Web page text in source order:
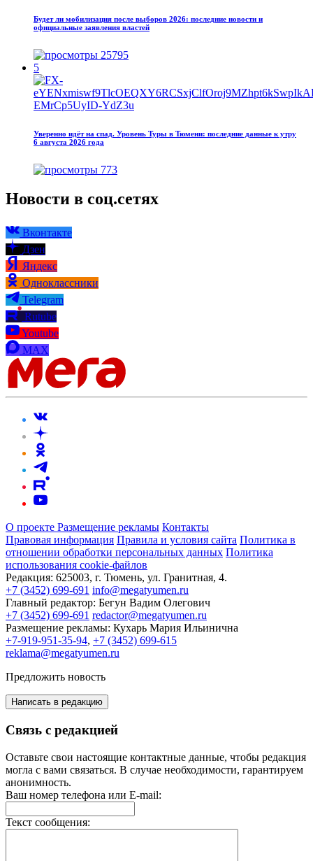
Будет ли мобилизация после выборов 2026: последние новости и
официальные заявления властей
25795
5
Уверенно идёт на спад. Уровень Туры в Тюмени: последние данные к утру
6 августа 2026 года
773
Новости в соц.сетях
Вконтакте
Дзен
Яндекс
Одноклассники
Telegram
Rutube
Youtube
MAX
О проекте Размещение рекламы Контакты
Правовая информация Правила и условия сайта Политика в
отношении обработки персональных данных Политика
использования cookie-файлов
Редакция: 625003, г. Тюмень, ул. Гранитная, 4.
+7 (3452) 699-691 info@megatyumen.ru
Главный редактор: Бегун Вадим Олегович
+7 (3452) 699-691 redactor@megatyumen.ru
Размещение рекламы: Кухарь Мария Ильинична
+7-919-951-35-94, +7 (3452) 699-615
reklama@megatyumen.ru
Предложить новость
Написать в редакцию
Связь с редакцией
Оставьте свои настоящие контактные данные, чтобы редакция
могла с вами связаться. В случае необходимости, гарантируем
анонимность.
Ваш номер телефона или E-mail:
Текст сообщения: